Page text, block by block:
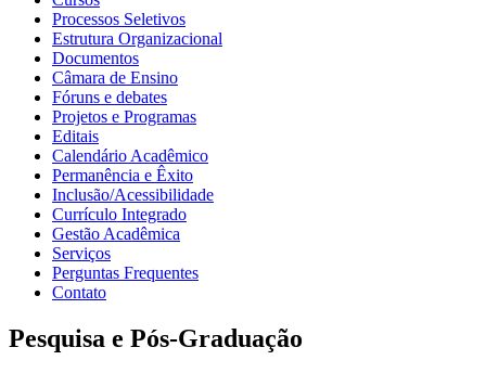
Processos Seletivos
Estrutura Organizacional
Documentos
Câmara de Ensino
Fóruns e debates
Projetos e Programas
Editais
Calendário Acadêmico
Permanência e Êxito
Inclusão/Acessibilidade
Currículo Integrado
Gestão Acadêmica
Serviços
Perguntas Frequentes
Contato
Pesquisa e Pós-Graduação